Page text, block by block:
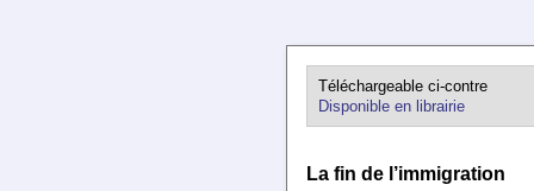
Téléchargeable ci-contre
Disponible en librairie
La fin de l’immigration